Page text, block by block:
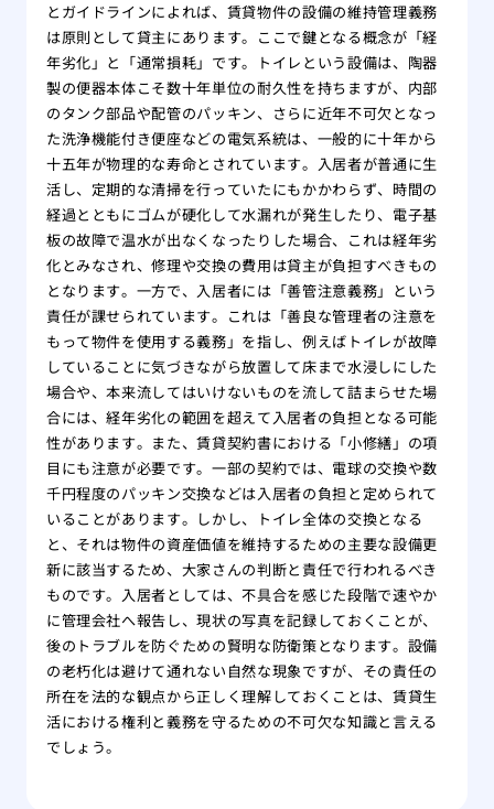
とガイドラインによれば、賃貸物件の設備の維持管理義務
は原則として貸主にあります。ここで鍵となる概念が「経
年劣化」と「通常損耗」です。トイレという設備は、陶器
製の便器本体こそ数十年単位の耐久性を持ちますが、内部
のタンク部品や配管のパッキン、さらに近年不可欠となっ
た洗浄機能付き便座などの電気系統は、一般的に十年から
十五年が物理的な寿命とされています。入居者が普通に生
活し、定期的な清掃を行っていたにもかかわらず、時間の
経過とともにゴムが硬化して水漏れが発生したり、電子基
板の故障で温水が出なくなったりした場合、これは経年劣
化とみなされ、修理や交換の費用は貸主が負担すべきもの
となります。一方で、入居者には「善管注意義務」という
責任が課せられています。これは「善良な管理者の注意を
もって物件を使用する義務」を指し、例えばトイレが故障
していることに気づきながら放置して床まで水浸しにした
場合や、本来流してはいけないものを流して詰まらせた場
合には、経年劣化の範囲を超えて入居者の負担となる可能
性があります。また、賃貸契約書における「小修繕」の項
目にも注意が必要です。一部の契約では、電球の交換や数
千円程度のパッキン交換などは入居者の負担と定められて
いることがあります。しかし、トイレ全体の交換となる
と、それは物件の資産価値を維持するための主要な設備更
新に該当するため、大家さんの判断と責任で行われるべき
ものです。入居者としては、不具合を感じた段階で速やか
に管理会社へ報告し、現状の写真を記録しておくことが、
後のトラブルを防ぐための賢明な防衛策となります。設備
の老朽化は避けて通れない自然な現象ですが、その責任の
所在を法的な観点から正しく理解しておくことは、賃貸生
活における権利と義務を守るための不可欠な知識と言える
でしょう。